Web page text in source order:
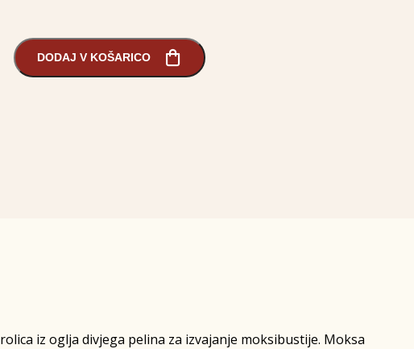
DODAJ V KOŠARICO
rolica iz oglja divjega pelina za izvajanje moksibustije. Moksa